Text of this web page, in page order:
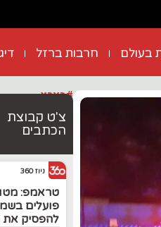
בעולם חרבות ברזל
#בארץ
צ'ט קבוצת
הכתבים
ניוז 360
טראמפ:
פועלים
להפסיק את